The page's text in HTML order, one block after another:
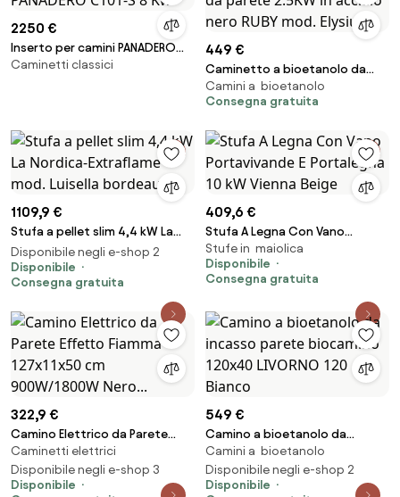
2250 €
Inserto per camini PANADERO
C101-S 8 Kw
Caminetti classici
449 €
Caminetto a bioetanolo da
parete 2.5KW in acciaio nero
RUBY mod. Elysium
Camini a bioetanolo
Consegna gratuita
1109,9 €
Stufa a pellet slim 4,4 kW La
Nordica-Extraflame mod.
Luisella bordeaux
Disponibile negli e-shop 2
Disponibile
Consegna gratuita
409,6 €
Stufa A Legna Con Vano
Portavivande E Portalegna 10
kW Vienna Beige
Stufe in maiolica
Disponibile
Consegna gratuita
322,9 €
Camino Elettrico da Parete
Effetto Fiamma 127x11x50 cm
900W/1800W Nero...
Caminetti elettrici
Disponibile negli e-shop 3
Disponibile
549 €
Camino a bioetanolo da
incasso parete biocamino
120x40 LIVORNO 120 Bianco
Camini a bioetanolo
Disponibile negli e-shop 2
Disponibile